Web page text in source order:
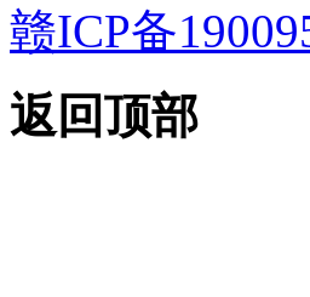
赣ICP备
返回顶部